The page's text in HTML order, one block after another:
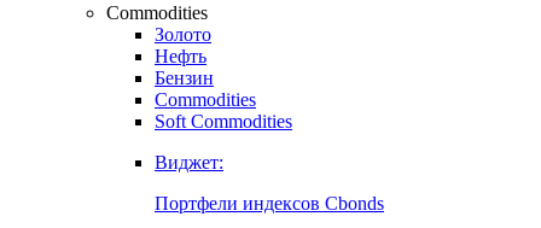
Commodities
Золото
Нефть
Бензин
Commodities
Soft Commodities
Виджет:
Портфели индексов Cbonds